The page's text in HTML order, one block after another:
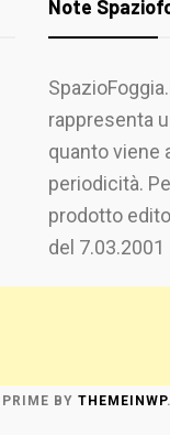
Note
rappresenta
quanto viene
periodicità.
prodotto
del 7.03.2001
BY THEMEINWP.